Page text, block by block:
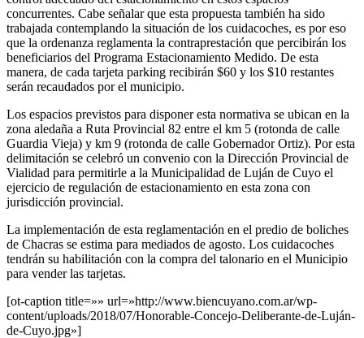
concurrentes. Cabe señalar que esta propuesta también ha sido
trabajada contemplando la situación de los cuidacoches, es por eso
que la ordenanza reglamenta la contraprestación que percibirán los
beneficiarios del Programa Estacionamiento Medido. De esta
manera, de cada tarjeta parking recibirán $60 y los $10 restantes
serán recaudados por el municipio.
Los espacios previstos para disponer esta normativa se ubican en la
zona aledaña a Ruta Provincial 82 entre el km 5 (rotonda de calle
Guardia Vieja) y km 9 (rotonda de calle Gobernador Ortiz). Por esta
delimitación se celebró un convenio con la Dirección Provincial de
Vialidad para permitirle a la Municipalidad de Luján de Cuyo el
ejercicio de regulación de estacionamiento en esta zona con
jurisdicción provincial.
La implementación de esta reglamentación en el predio de boliches
de Chacras se estima para mediados de agosto. Los cuidacoches
tendrán su habilitación con la compra del talonario en el Municipio
para vender las tarjetas.
[ot-caption title=»» url=»http://www.biencuyano.com.ar/wp-
content/uploads/2018/07/Honorable-Concejo-Deliberante-de-Luján-
de-Cuyo.jpg»]